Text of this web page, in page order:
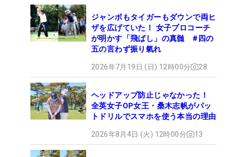
ジャンボもタイガーもダウンで両ヒ
ザを広げていた！ 女子プロコーチ
が明かす「飛ばし」の真髄 #四の
五の言わず振り氣れ
2026年7月19日 (日) 12時00分 28
ヘッドアップ防止じゃなかった！
全英女子OP女王・桑木志帆がパッ
トドリルでスマホを使う本当の理由
2026年8月4日 (火) 12時00分 13